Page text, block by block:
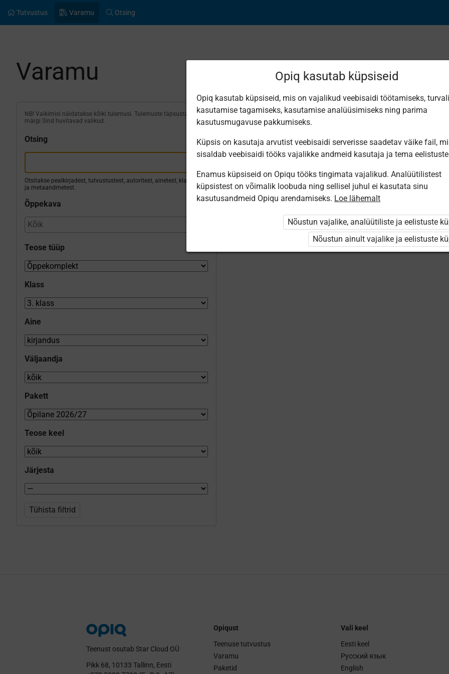
Tutvustus Varamu Otsing
Varamu
NB! Vaikimisi näidatakse kõiki tulemusi. Tulemuste täpsustamiseks
märgi Sind huvitavad valikud.
Otsing
Otsitakse pealkirjadest, tutvustustest, autoritest, ainetest, klassidest
ja metaandmetest.
Õppekava
Teose tüüp
Klass
Aine
Väljaandja
Pakett
Teose keel
Järjesta
Tühista filtrid
Leiti 2 vastet
Pärimusmuusika
Keskus MTÜ
Koolibri
РУССКОЕ
СЛОВО.
3 клacca
Teenust osutab Star Cloud OÜ
Pikk 68, 10133 Tallinn, Eesti
Opiqust
Teenuse tutvustus
Varamu
Paketid
Vali keel
Eesti keel
Русский язык
English
Opiq kasutab küpsiseid
Opiq kasutab küpsiseid, mis on vajalikud veebisaidi töötamiseks,
kasutamise tagamiseks, kasutamise analüüsimiseks ning parima
kasutusmugavuse pakkumiseks.
Küpsis on kasutaja arvutist veebisaidi serverisse saadetav väike fail,
sisaldab veebisaidi tööks vajalikke andmeid kasutaja ja tema
Enamus küpsiseid on Opiqu tööks tingimata vajalikud. Analüütilistest
küpsistest on võimalik loobuda ning sellisel juhul ei kasutata sinu
kasutusandmeid Opiqu arendamiseks. Loe lähemalt
Nõustun vajalike, analüütiliste ja eelistuste
Nõustun ainult vajalike ja eelistuste